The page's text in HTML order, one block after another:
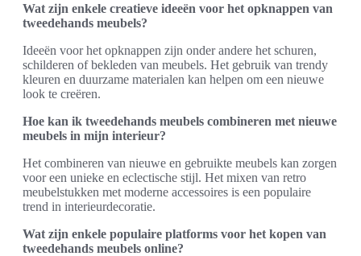
Wat zijn enkele creatieve ideeën voor het opknappen van
tweedehands meubels?
Ideeën voor het opknappen zijn onder andere het schuren,
schilderen of bekleden van meubels. Het gebruik van trendy
kleuren en duurzame materialen kan helpen om een nieuwe
look te creëren.
Hoe kan ik tweedehands meubels combineren met nieuwe
meubels in mijn interieur?
Het combineren van nieuwe en gebruikte meubels kan zorgen
voor een unieke en eclectische stijl. Het mixen van retro
meubelstukken met moderne accessoires is een populaire
trend in interieurdecoratie.
Wat zijn enkele populaire platforms voor het kopen van
tweedehands meubels online?